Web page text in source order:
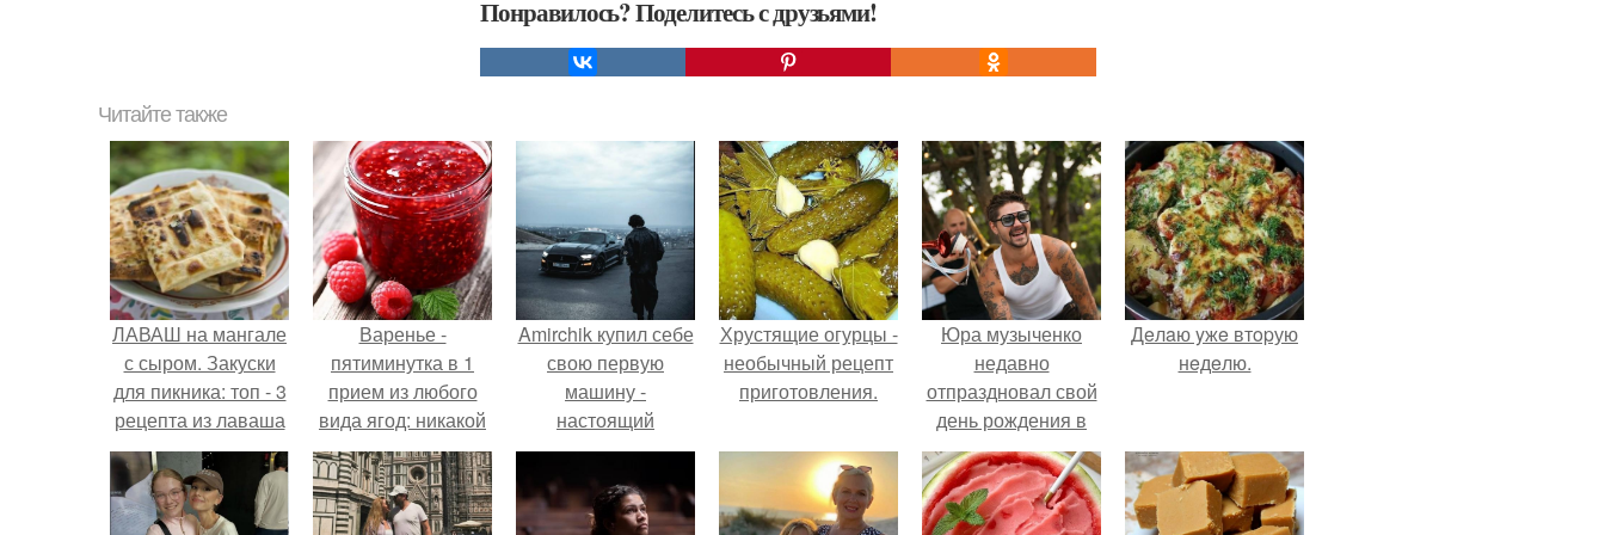
Понравилось? Поделитесь с друзьями!
Читайте также
ЛАВАШ на мангале
с сыром. Закуски
для пикника: топ - 3
рецепта из лаваша
на мангале на
любой вкус.
Варенье -
пятиминутка в 1
прием из любого
вида ягод: никакой
длительной варки,
все витамины на
месте!
Amirchik купил себе
свою первую
машину -
настоящий
автомобиль мечты
для многих
автолюбителей.
Хрустящие огурцы -
необычный рецепт
приготовления.
Юра музыченко
недавно
отпраздновал свой
день рождения в
кругу самых
близких и родных
людей.
Дeлaю yжe втopую
нeдeлю.